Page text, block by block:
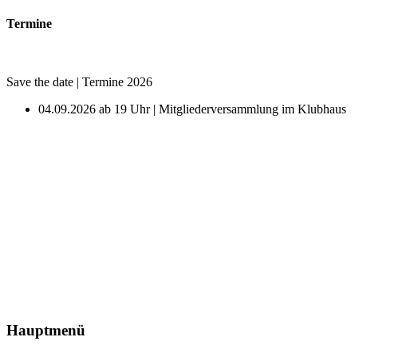
Termine
Save the date | Termine 2026
04.09.2026 ab 19 Uhr | Mitgliederversammlung im Klubhaus
Hauptmenü